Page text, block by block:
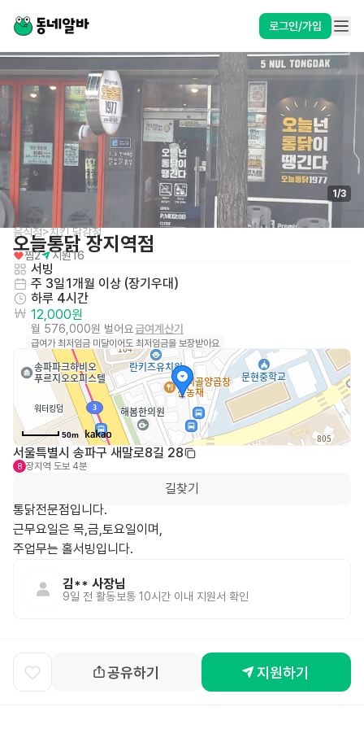
로그인/가입
1/3
음식점>치킨,닭강정
오늘통닭 장지역점
찜2 지원16
서빙
주 3일1개월 이상 (장기우대)
하루 4시간
12,000원
월 576,000원 벌어요급여계산기
급여가 최저임금 미달이어도 최저임금을 보장받아요
50m
서울특별시 송파구 새말로8길 28
8 장지역 도보 4분
길찾기
통닭전문점입니다.
근무요일은 목,금,토요일이며,
주업무는 홀서빙입니다.
김** 사장님
9일 전 활동보통 10시간 이내 지원서 확인
공유하기 지원하기